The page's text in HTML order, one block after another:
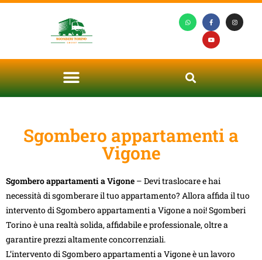
Sgombero appartamenti a
Vigone
Sgombero appartamenti a Vigone – Devi traslocare e hai
necessità di sgomberare il tuo appartamento? Allora affida il tuo
intervento di Sgombero appartamenti a Vigone a noi! Sgomberi
Torino è una realtà solida, affidabile e professionale, oltre a
garantire prezzi altamente concorrenziali.
L’intervento di Sgombero appartamenti a Vigone è un lavoro